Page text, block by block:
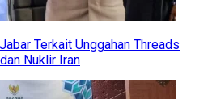
Terkait Unggahan Threads
Nuklir Iran